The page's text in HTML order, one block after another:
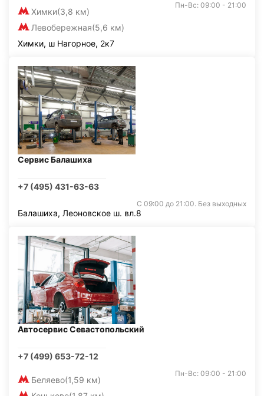
Химки(3,8 км)
Левобережная(5,6 км)
Пн-Вс: 09:00 - 21:00
Химки, ш Нагорное, 2к7
Сервис Балашиха
+7 (495) 431-63-63
С 09:00 до 21:00. Без выходных
Балашиха, Леоновское ш. вл.8
Автосервис Севастопольский
+7 (499) 653-72-12
Беляево(1,59 км)
Пн-Вс: 09:00 - 21:00